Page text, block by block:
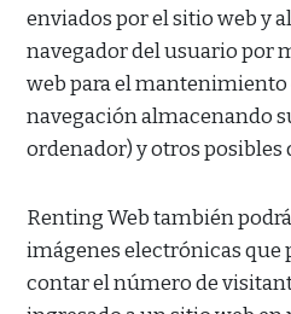
enviados por el sitio web y
navegador del usuario por
web para el mantenimiento
navegación almacenando
ordenador) y otros posibles
Renting Web también
imágenes electrónicas que
contar el número de